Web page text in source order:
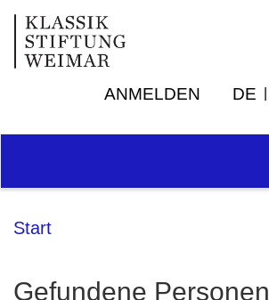
ANMELDEN DE
Start
Gefundene Personen